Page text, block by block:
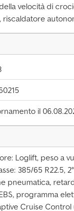
velocità di
riscaldatore
il
Loglift, peso a
385/65 R22.5,
pneumatica,
programma
Cruise Control